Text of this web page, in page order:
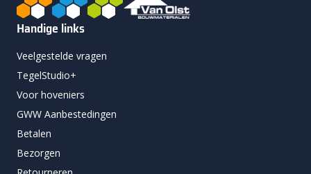
Handige links
Veelgestelde vragen
TegelStudio+
Voor hoveniers
GWW Aanbestedingen
Betalen
Bezorgen